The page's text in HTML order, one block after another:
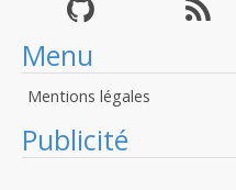
Menu
Mentions légales
Publicité